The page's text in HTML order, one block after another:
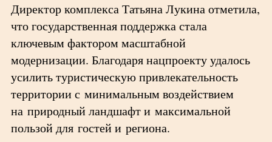
Директор комплекса Татьяна Лукина отметила,
что государственная поддержка стала
ключевым фактором масштабной
модернизации. Благодаря нацпроекту удалось
усилить туристическую привлекательность
территории с минимальным воздействием
на природный ландшафт и максимальной
пользой для гостей и региона.